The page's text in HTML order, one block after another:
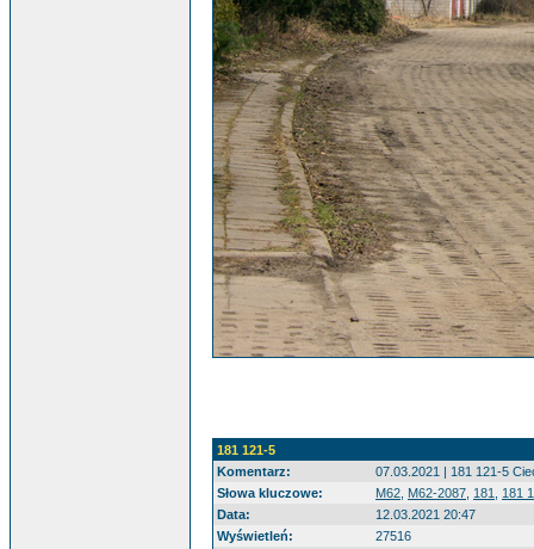
181 121-5
Komentarz:
07.03.2021 | 181 121-5
Słowa kluczowe:
M62 M62-2087 181
181
Data:
12.03.2021 20:47
Wyświetleń:
27516